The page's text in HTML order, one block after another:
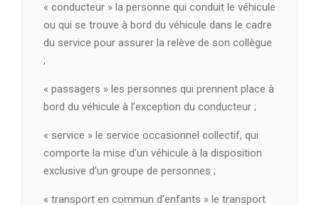
« conducteur » la personne qui conduit le véhicule
ou qui se trouve à bord du véhicule dans le cadre
du service pour assurer la relève de son collègue
;
« passagers » les personnes qui prennent place à
bord du véhicule à l’exception du conducteur ;
« service » le service occasionnel collectif, qui
comporte la mise d’un véhicule à la disposition
exclusive d’un groupe de personnes ;
« transport en commun d’enfants » le transport